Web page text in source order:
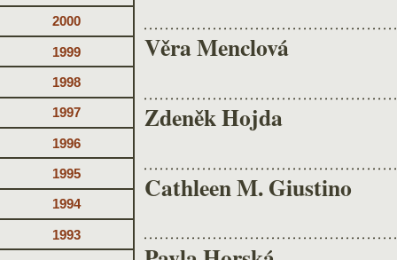
2000
1999
1998
1997
1996
1995
1994
1993
Věra Menclová
Zdeněk Hojda
Cathleen M. Giustino